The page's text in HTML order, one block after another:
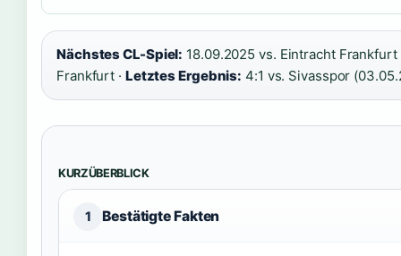
Nächstes CL-Spiel: 18.09.2025 vs. Eintracht Frankfurt
Frankfurt · Letztes Ergebnis: 4:1 vs. Sivasspor
KURZÜBERBLICK
1 Bestätigte Fakten